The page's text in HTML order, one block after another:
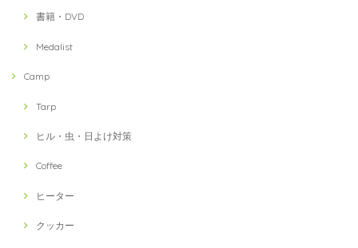
書籍・DVD
Medalist
Camp
Tarp
ヒル・虫・日よけ対策
Coffee
ヒーター
クッカー